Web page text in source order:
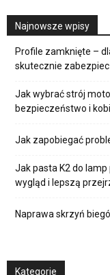
Najnowsze wpisy
Profile zamknięte –
skutecznie
Jak wybrać strój
bezpieczeństwo i
Jak zapobiegać
Jak pasta K2 do
wygląd i lepszą
Naprawa skrzyń
Kategorie